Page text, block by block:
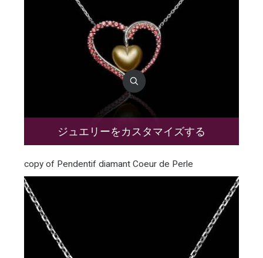
ジュエリーをカスタマイズする
copy of Pendentif diamant Coeur de Perle